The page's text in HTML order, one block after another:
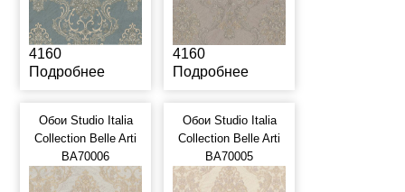
4160
Подробнее
4160
Подробнее
Обои Studio Italia
Collection Belle Arti
BA70006
Обои Studio Italia
Collection Belle Arti
BA70005